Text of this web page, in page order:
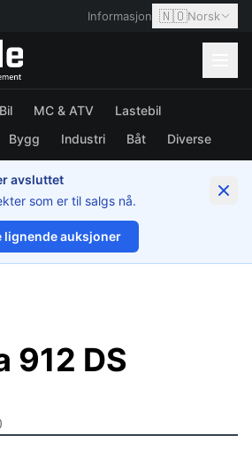
Informasjon 🇳🇴Norsk
Bil MC & ATV
Lastebil
Bygg Industri Båt Diverse
avsluttet
som er til salgs nå.
lignende auksjoner
1/55
912 DS